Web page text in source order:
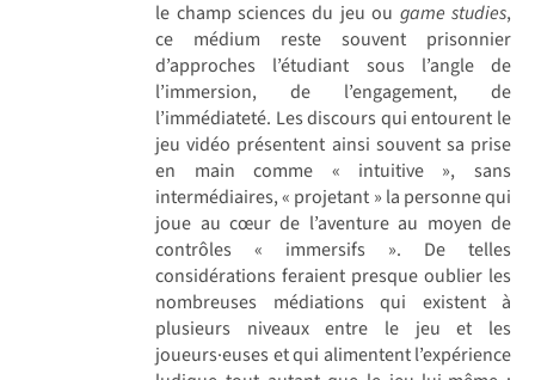
le champ sciences du jeu ou game studies,
ce médium reste souvent prisonnier
d’approches l’étudiant sous l’angle de
l’immersion, de l’engagement, de
l’immédiateté. Les discours qui entourent le
jeu vidéo présentent ainsi souvent sa prise
en main comme « intuitive », sans
intermédiaires, « projetant » la personne qui
joue au cœur de l’aventure au moyen de
contrôles « immersifs ». De telles
considérations feraient presque oublier les
nombreuses médiations qui existent à
plusieurs niveaux entre le jeu et les
joueurs·euses et qui alimentent l’expérience